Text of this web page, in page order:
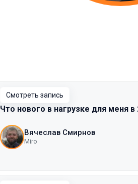
Смотреть запись
Что нового в нагрузке для меня в
Вячеслав Смирнов
Miro